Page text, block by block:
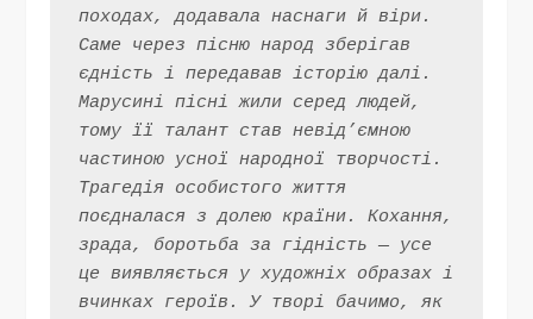
походах, додавала наснаги й віри.
Саме через пісню народ зберігав
єдність і передавав історію далі.
Марусині пісні жили серед людей,
тому її талант став невід’ємною
частиною усної народної творчості.
Трагедія особистого життя
поєдналася з долею країни. Кохання,
зрада, боротьба за гідність — усе
це виявляється у художніх образах і
вчинках героїв. У творі бачимо, як